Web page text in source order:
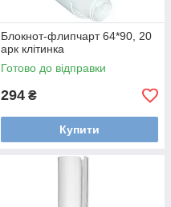
Блокнот-флипчарт 64*90, 20
арк клітинка
Готово до відправки
294 ₴
Купити